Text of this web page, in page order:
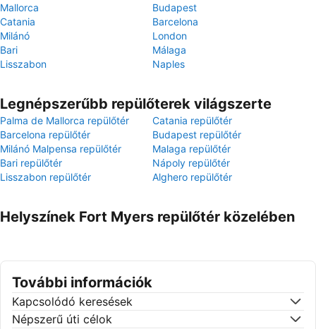
Mallorca
Budapest
Catania
Barcelona
Milánó
London
Bari
Málaga
Lisszabon
Naples
Legnépszerűbb repülőterek világszerte
Palma de Mallorca repülőtér
Catania repülőtér
Barcelona repülőtér
Budapest repülőtér
Milánó Malpensa repülőtér
Malaga repülőtér
Bari repülőtér
Nápoly repülőtér
Lisszabon repülőtér
Alghero repülőtér
Helyszínek Fort Myers repülőtér közelében
További információk
Kapcsolódó keresések
Népszerű úti célok